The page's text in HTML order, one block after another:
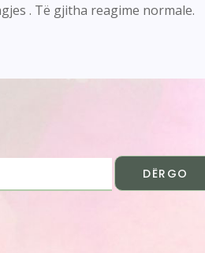
. Të gjitha reagime normale.
DËRGO